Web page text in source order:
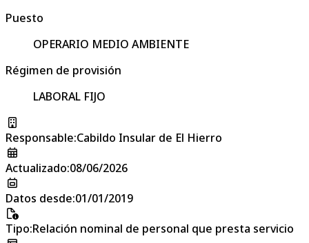
Puesto
OPERARIO MEDIO AMBIENTE
Régimen de provisión
LABORAL FIJO
Responsable:Cabildo Insular de El Hierro
Actualizado:08/06/2026
Datos desde:01/01/2019
Tipo:Relación nominal de personal que presta servicio